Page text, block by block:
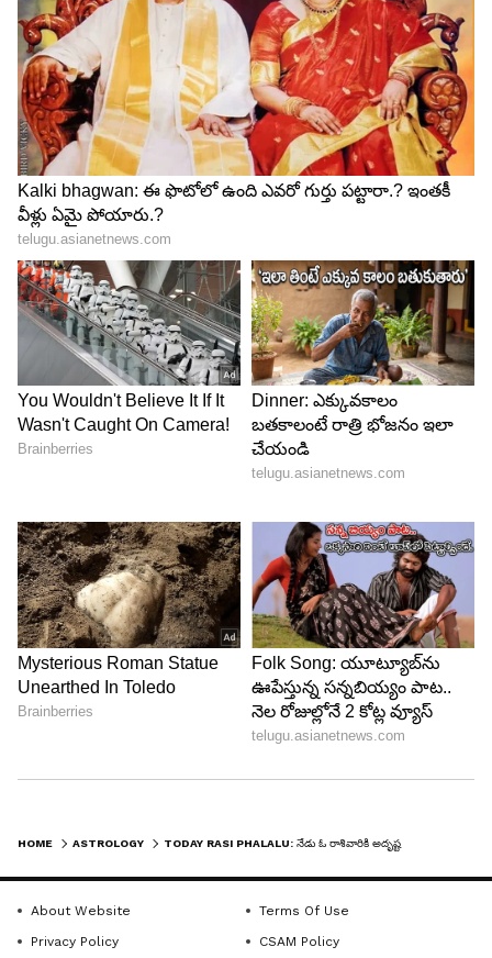
చేస్తారు. వృత్తి, వ్యాపారాలలో మరింత ఉత్సాహంగా పని
చేసి లాభాలు అందుకుంటారు. నిరుద్యోగుల ప్రయత్నాలు
వేగవంతం చేస్తారు.
5
13
Image Credit :Asianet News
కర్కాటక రాశి ఫలాలు
విలువైన వస్తువులు కొనుగోలు చేస్తారు. సోదరులతో
వివాదాలు పరిష్కారమవుతాయి. సమాజంలో గౌరవ
మర్యాదలు పెరుగుతాయి. మిత్రులతో సఖ్యతగా
కలిగిస్తుంది. వృత్తి, వ్యాపారాలు సజావుగా సాగుతాయి.
ఉద్యోగులకు పదోన్నతులు పెరుగుతాయి.
HOME ASTROLOGY
About Website
Terms Of Use
Privacy Policy
CSAM Policy